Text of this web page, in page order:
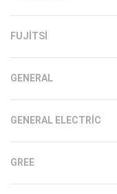
FUJITSI
GENERAL
GENERAL ELECTRIC
GREE